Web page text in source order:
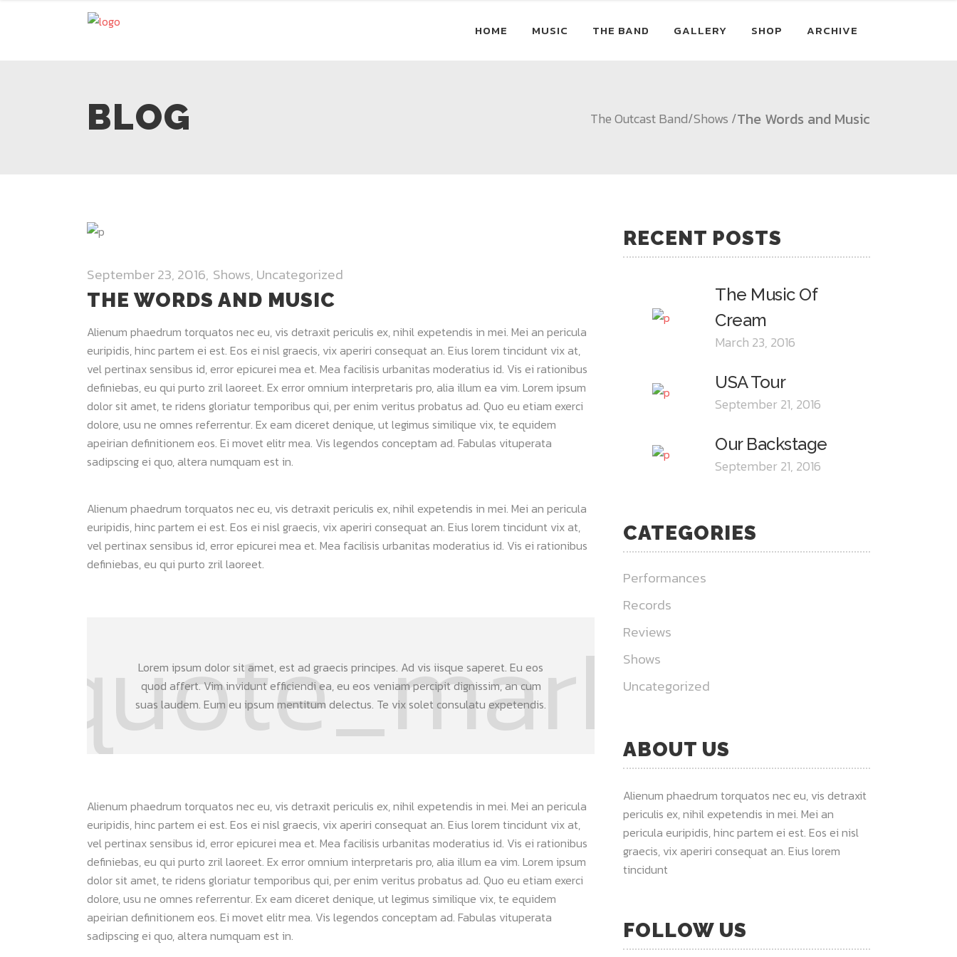
HOME MUSIC THE BAND GALLERY SHOP ARCHIVE
BLOG The Outcast Band/Shows /The Words and Music
September 23, 2016 Shows, Uncategorized
THE WORDS AND MUSIC
Alienum phaedrum torquatos nec eu, vis detraxit periculis ex, nihil expetendis in mei. Mei an pericula
euripidis, hinc partem ei est. Eos ei nisl graecis, vix aperiri consequat an. Eius lorem tincidunt vix at,
vel pertinax sensibus id, error epicurei mea et. Mea facilisis urbanitas moderatius id. Vis ei rationibus
definiebas, eu qui purto zril laoreet. Ex error omnium interpretaris pro, alia illum ea vim. Lorem ipsum
dolor sit amet, te ridens gloriatur temporibus qui, per enim veritus probatus ad. Quo eu etiam exerci
dolore, usu ne omnes referrentur. Ex eam diceret denique, ut legimus similique vix, te equidem
apeirian definitionem eos. Ei movet elitr mea. Vis legendos conceptam ad. Fabulas vituperata
sadipscing ei quo, altera numquam est in.
Alienum phaedrum torquatos nec eu, vis detraxit periculis ex, nihil expetendis in mei. Mei an pericula
euripidis, hinc partem ei est. Eos ei nisl graecis, vix aperiri consequat an. Eius lorem tincidunt vix at,
vel pertinax sensibus id, error epicurei mea et. Mea facilisis urbanitas moderatius id. Vis ei rationibus
definiebas, eu qui purto zril laoreet.
Lorem ipsum dolor sit amet, est ad graecis principes. Ad vis iisque saperet. Eu eos
quod affert. Vim invidunt efficiendi ea, eu eos veniam percipit dignissim, an cum
suas laudem. Eum eu ipsum mentitum delectus. Te vix solet consulatu expetendis.
Alienum phaedrum torquatos nec eu, vis detraxit periculis ex, nihil expetendis in mei. Mei an pericula
euripidis, hinc partem ei est. Eos ei nisl graecis, vix aperiri consequat an. Eius lorem tincidunt vix at,
vel pertinax sensibus id, error epicurei mea et. Mea facilisis urbanitas moderatius id. Vis ei rationibus
definiebas, eu qui purto zril laoreet. Ex error omnium interpretaris pro, alia illum ea vim. Lorem ipsum
dolor sit amet, te ridens gloriatur temporibus qui, per enim veritus probatus ad. Quo eu etiam exerci
dolore, usu ne omnes referrentur. Ex eam diceret denique, ut legimus similique vix, te equidem
apeirian definitionem eos. Ei movet elitr mea. Vis legendos conceptam ad. Fabulas vituperata
sadipscing ei quo, altera numquam est in.
RECENT POSTS
The Music Of
Cream
March 23, 2016
USA Tour
September 21, 2016
Our Backstage
September 21, 2016
CATEGORIES
Performances
Records
Reviews
Shows
Uncategorized
ABOUT US
Alienum phaedrum torquatos nec eu, vis detraxit
periculis ex, nihil expetendis in mei. Mei an
pericula euripidis, hinc partem ei est. Eos ei nisl
graecis, vix aperiri consequat an. Eius lorem
tincidunt
FOLLOW US